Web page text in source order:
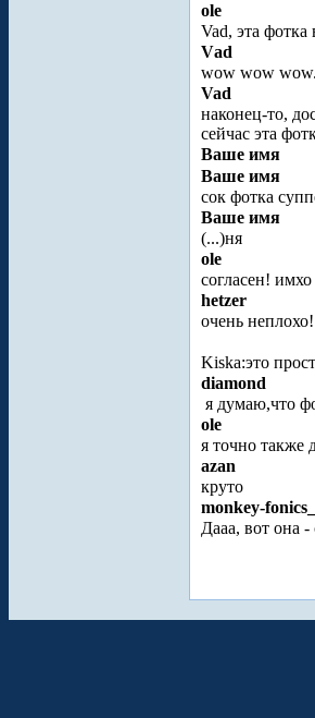
ole
Vad, эта
Vаd
wow wow
Vad
наконец-то,
сейчас эта
Ваше имя
Ваше имя
сок фотка
Ваше имя
(...)ня
ole
согласен!
hetzer
очень
Kiska:это
diamond
я думаю,что
ole
я точно также
azan
круто
monkey-
Дааа, вот она